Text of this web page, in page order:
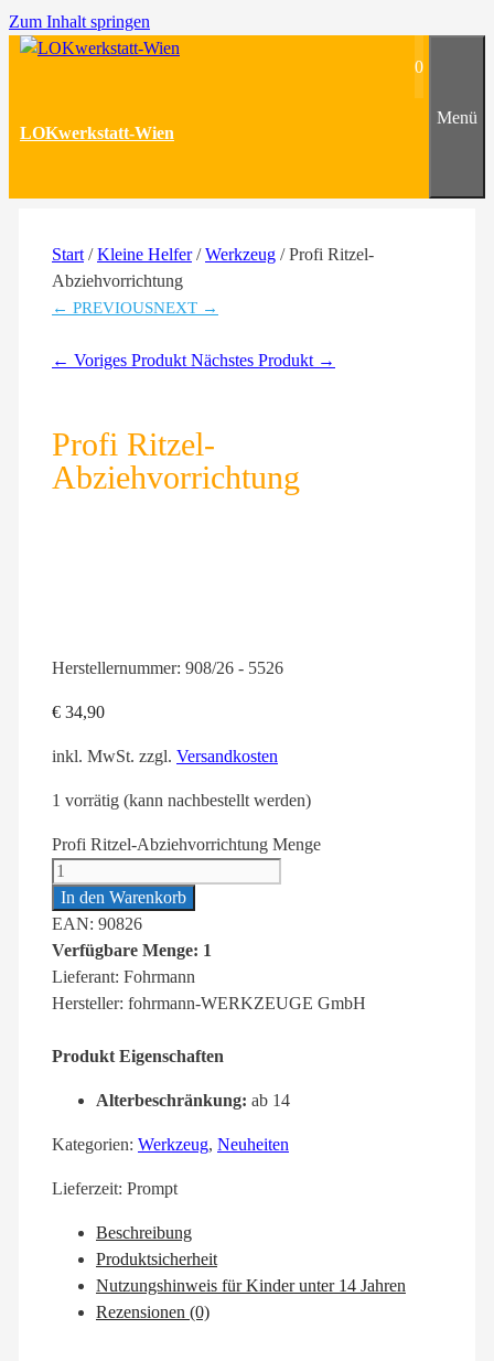
Zum Inhalt springen
LOKwerkstatt-Wien
0
Menü
Start /Kleine Helfer/Werkzeug / Profi Ritzel-
Abziehvorrichtung
← PREVIOUSNEXT →
← Voriges Produkt Nächstes Produkt →
Profi Ritzel-
Abziehvorrichtung
Herstellernummer: 908/26 - 5526
€ 34,90
inkl. MwSt. zzgl. Versandkosten
1 vorrätig (kann nachbestellt werden)
Profi Ritzel-Abziehvorrichtung Menge
In den Warenkorb
EAN: 90826
Verfügbare Menge: 1
Lieferant: Fohrmann
Hersteller: fohrmann-WERKZEUGE GmbH
Produkt Eigenschaften
Alterbeschränkung: ab 14
Kategorien: Werkzeug, Neuheiten
Lieferzeit: Prompt
Beschreibung
Produktsicherheit
Nutzungshinweis für Kinder unter 14 Jahren
Rezensionen (0)